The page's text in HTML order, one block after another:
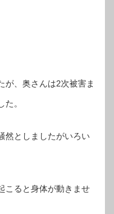
が、奥さんは2次被害ま
。
然としましたがいろい
こると身体が動きませ